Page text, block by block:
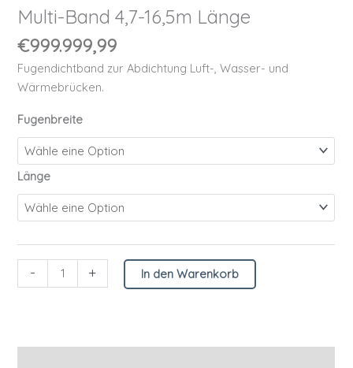
Multi-Band 4,7-16,5m Länge
€999.999,99
Fugendichtband zur Abdichtung Luft-, Wasser- und
Wärmebrücken.
Fugenbreite
Länge
- + In den Warenkorb